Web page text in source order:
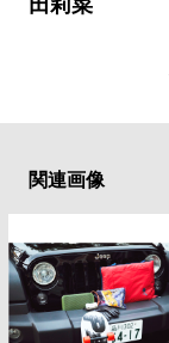
#SPORTS
関連画像